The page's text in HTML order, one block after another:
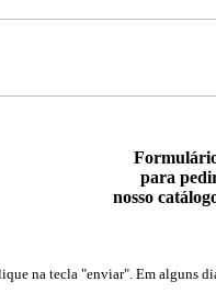
para
nosso
na tecla "enviar". Em alguns